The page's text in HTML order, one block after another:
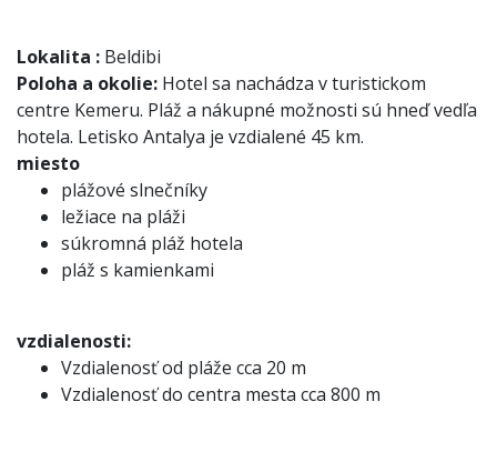
Lokalita : Beldibi
Poloha a okolie: Hotel sa nachádza v turistickom
centre Kemeru. Pláž a nákupné možnosti sú hneď vedľa
hotela. Letisko Antalya je vzdialené 45 km.
miesto
plážové slnečníky
ležiace na pláži
súkromná pláž hotela
pláž s kamienkami
vzdialenosti:
Vzdialenosť od pláže cca 20 m
Vzdialenosť do centra mesta cca 800 m